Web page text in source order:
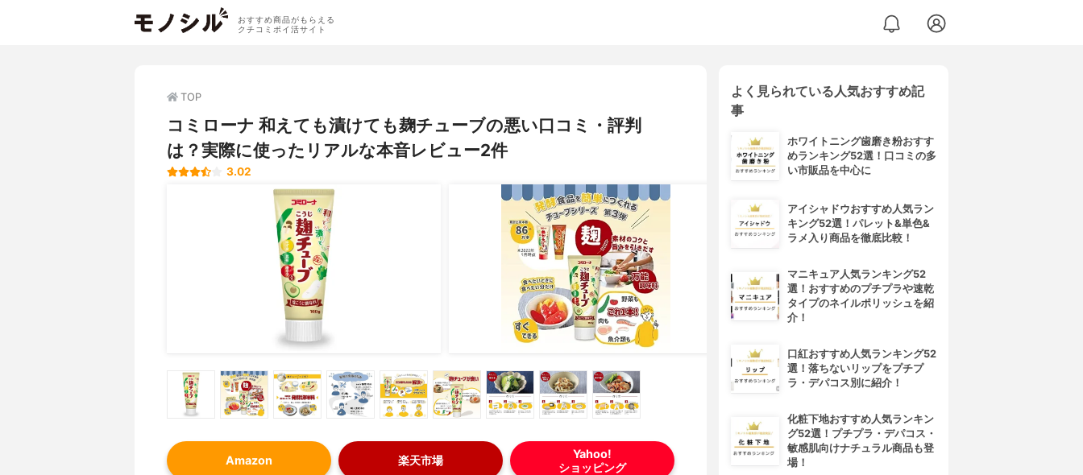
おすすめ商品がもらえる
クチコミポイ活サイト
TOP
コミローナ 和えても漬けても麹チューブの悪い口コミ・評判
は？実際に使ったリアルな本音レビュー2件
3.02
Amazon 楽天市場
Yahoo!
ショッピング
よく見られている人気おすすめ記
事
ホワイトニング歯磨き粉おすす
めランキング52選！口コミの多
い市販品を中心に
アイシャドウおすすめ人気ラン
キング52選！パレット&単色&
ラメ入り商品を徹底比較！
マニキュア人気ランキング52
選！おすすめのプチプラや速乾
タイプのネイルポリッシュを紹
介！
口紅おすすめ人気ランキング52
選！落ちないリップをプチプ
ラ・デパコス別に紹介！
化粧下地おすすめ人気ランキン
グ52選！プチプラ・デパコス・
敏感肌向けナチュラル商品も登
場！